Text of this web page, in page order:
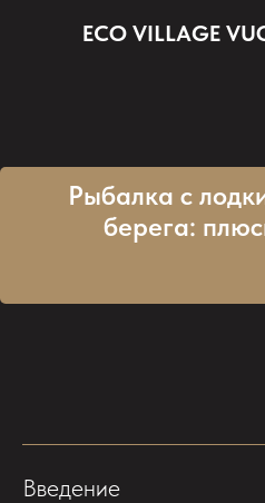
ECO VILLAGE
Рыбалка с
берега:
Введение